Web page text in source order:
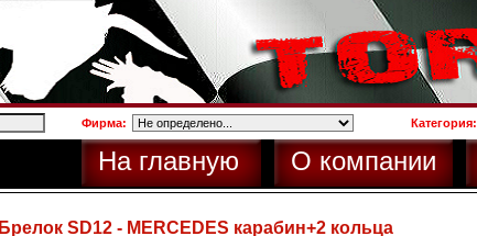
Фирма: Категория:
На главную О компании
Брелок SD12 - MERCEDES карабин+2 кольца